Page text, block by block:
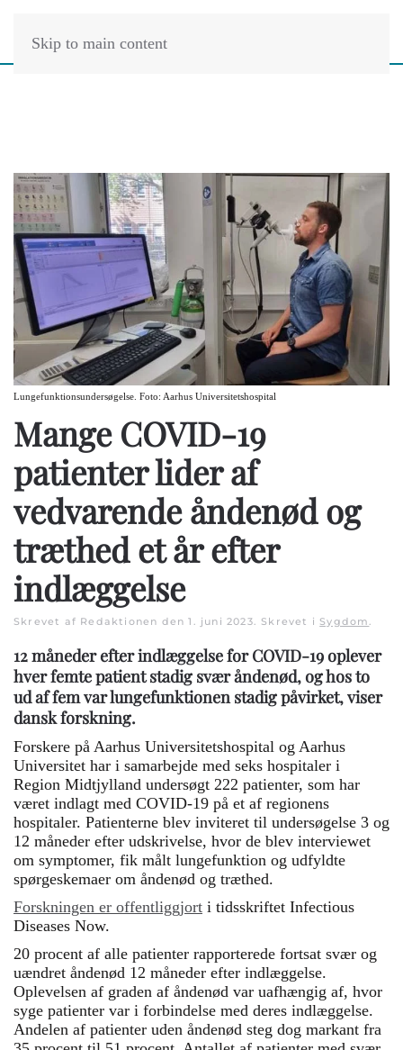
Skip to main content
Lungefunktionsundersøgelse. Foto: Aarhus Universitetshospital
Mange COVID-19
patienter lider af
vedvarende åndenød og
træthed et år efter
indlæggelse
Skrevet af Redaktionen den1. juni 2023 . Skrevet i Sygdom
12 måneder efter indlæggelse for COVID-19 oplever
hver femte patient stadig svær åndenød, og hos to
ud af fem var lungefunktionen stadig påvirket, viser
dansk forskning.
Forskere på Aarhus Universitetshospital og Aarhus
Universitet har i samarbejde med seks hospitaler i
Region Midtjylland undersøgt 222 patienter, som har
været indlagt med COVID-19 på et af regionens
hospitaler. Patienterne blev inviteret til undersøgelse 3 og
12 måneder efter udskrivelse, hvor de blev interviewet
om symptomer, fik målt lungefunktion og udfyldte
spørgeskemaer om åndenød og træthed.
Forskningen er offentliggjort i tidsskriftet Infectious
Diseases Now.
20 procent af alle patienter rapporterede fortsat svær og
uændret åndenød 12 måneder efter indlæggelse.
Oplevelsen af graden af åndenød var uafhængig af, hvor
syge patienter var i forbindelse med deres indlæggelse.
Andelen af patienter uden åndenød steg dog markant fra